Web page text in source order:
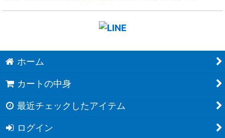
ホーム
カートの中身
最近チェックしたアイテム
ログイン